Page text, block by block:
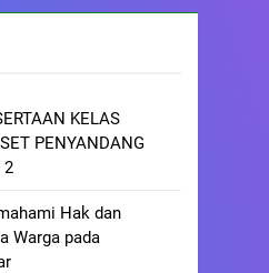
KELAS
PENYANDANG
2
Hak dan
Warga pada